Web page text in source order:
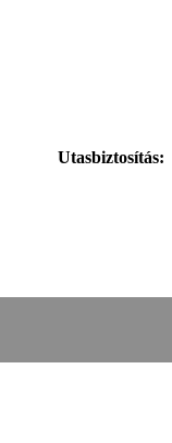
Utasbiztosítás: